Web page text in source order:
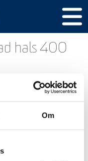
Om
hals 400